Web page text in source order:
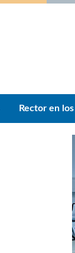
Rector en